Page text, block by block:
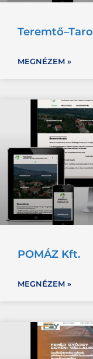
MEGNÉZEM »
POMÁZ Kft.
MEGNÉZEM »